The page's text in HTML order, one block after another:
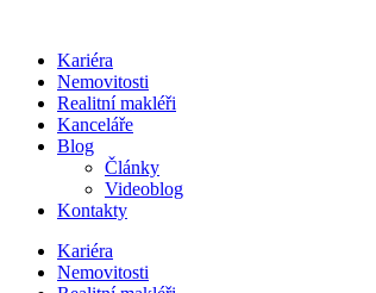
obsahuKariéra
Nemovitosti
Realitní makléři
Kanceláře
Blog
Články
Videoblog
Kontakty
Kariéra
Nemovitosti